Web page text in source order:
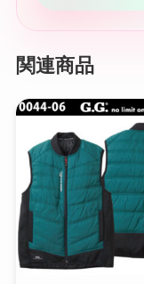
関連商品